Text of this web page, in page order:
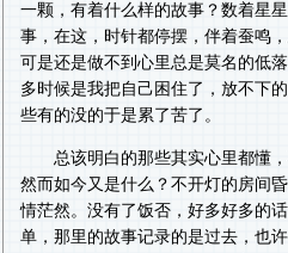
一颗，有着什么样的故事？数着星
事，在这，时针都停摆，伴着蚕鸣
可是还是做不到心里总是莫名的低
多时候是我把自己困住了，放不下
些有的没的于是累了苦了。
总该明白的那些其实心里都懂
然而如今又是什么？不开灯的房间
情茫然。没有了饭否，好多好多的
单，那里的故事记录的是过去，也